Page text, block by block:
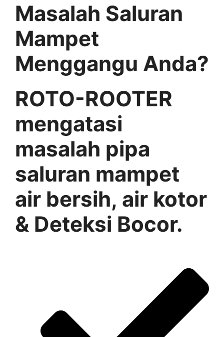
Masalah Saluran
Mampet
Menggangu Anda?
ROTO-ROOTER
mengatasi
masalah pipa
saluran mampet
air bersih, air kotor
& Deteksi Bocor.